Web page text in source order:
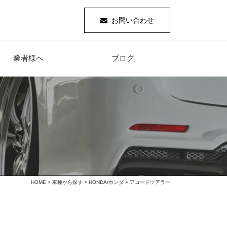
お問い合わせ
業者様へ ブログ
HOME > 車種から探す > HONDA/ホンダ > アコードツアラー